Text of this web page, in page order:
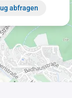
abfragen